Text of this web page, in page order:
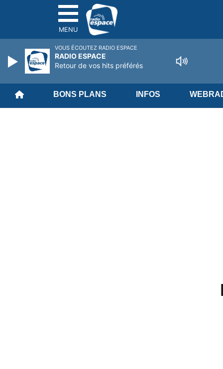
MENU
BONS PLANS INFOS
VOUS ÉCOUTEZ RADIO ESPACE
RADIO ESPACE
Retour de vos hits préférés